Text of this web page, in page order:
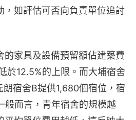
，如評估可否向負責單位追討
的家具及設備預留額佔建築費
於12.5%的上限。而大埔宿舍
宿舍B提供1,680個宿位，宿
般而言，青年宿舍的規模越